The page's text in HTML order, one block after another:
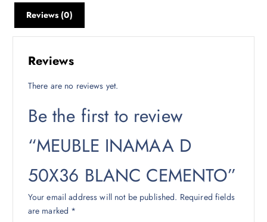
Reviews (0)
Reviews
There are no reviews yet.
Be the first to review
“MEUBLE INAMAA D
50X36 BLANC CEMENTO”
Your email address will not be published. Required fields
are marked *